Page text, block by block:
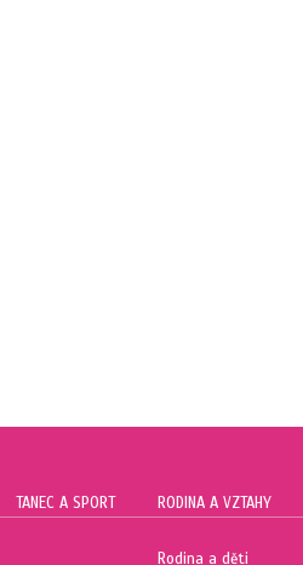
TANEC A SPORT RODINA A VZTAHY
Rodina a děti